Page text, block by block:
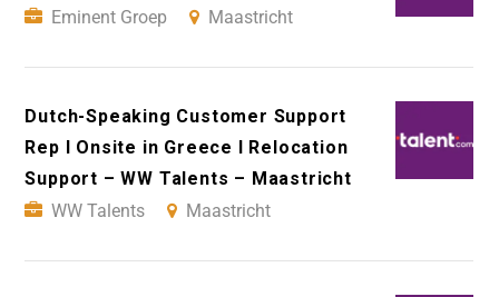
Eminent Groep
Maastricht
Dutch-Speaking Customer Support
Rep I Onsite in Greece I Relocation
Support – WW Talents – Maastricht
WW Talents
Maastricht